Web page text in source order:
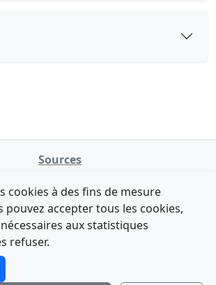
Sources
data.gouv.fr
Legifrance - API
Contact
App Store
Tchap
découvert NATINFo ?
suffit (500 caractères max).
cookies à des fins de mesure
pouvez accepter tous les cookies,
aux statistiques
refuser.